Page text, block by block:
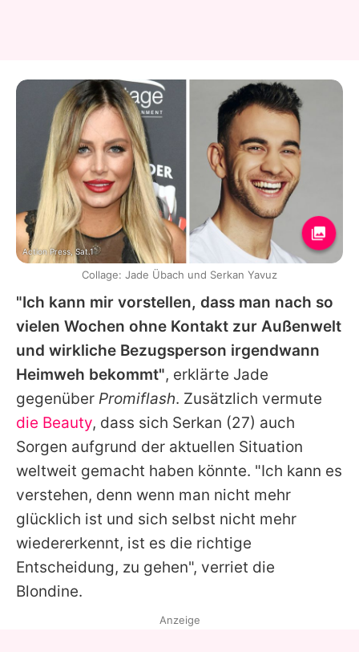
"Ich kann mir vorstellen, dass man nach so
vielen Wochen ohne Kontakt zur Außenwelt
und wirkliche Bezugsperson irgendwann
Heimweh bekommt", erklärte Jade
gegenüber Promiflash. Zusätzlich vermute
die Beauty, dass sich Serkan (27) auch
Sorgen aufgrund der aktuellen Situation
weltweit gemacht haben könnte. "Ich kann es
verstehen, denn wenn man nicht mehr
glücklich ist und sich selbst nicht mehr
wiedererkennt, ist es die richtige
Entscheidung, zu gehen", verriet die
Blondine.
Action Press, Sat.1
Collage: Jade Übach und Serkan Yavuz
Anzeige